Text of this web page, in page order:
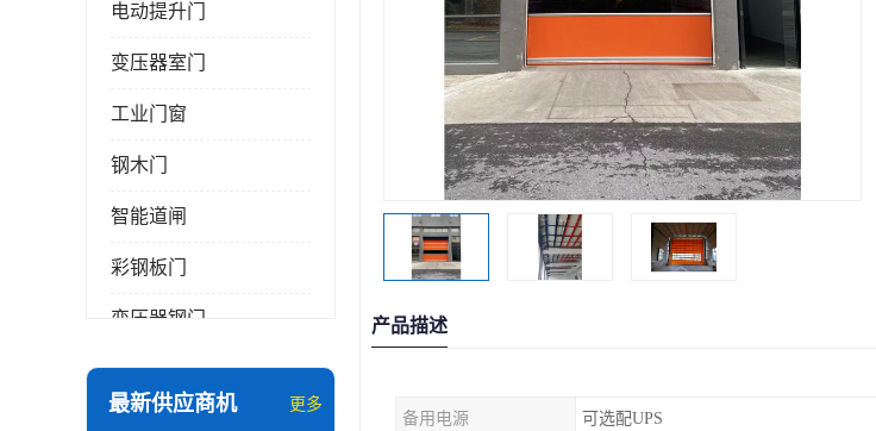
电动提升门
变压器室门
工业门窗
钢木门
智能道闸
彩钢板门
变压器钢门
非标门
最新供应商机 更多
产品描述
备用电源 可选配UPS